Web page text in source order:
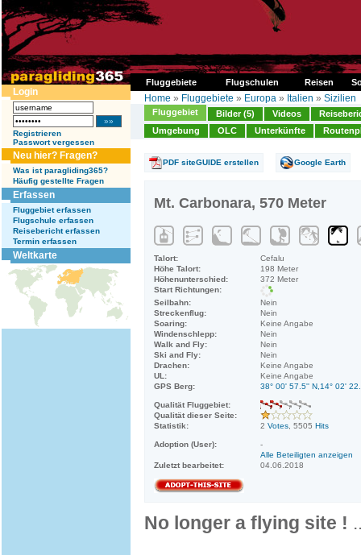
Fluggebiete Flugschulen Reisen
Login
Registrieren
Passwort vergessen
Neu hier? Fragen?
Was ist paragliding365?
Häufig gestellte Fragen
Erfassen
Fluggebiet erfassen
Flugschule erfassen
Reisebericht erfassen
Termin erfassen
Weltkarte
Home » Fluggebiete » Europa » Italien » Sizilien
Fluggebiet Bilder (5) Videos
Umgebung
OLC Unterkünfte
PDF siteGUIDE erstellen Google Earth
Mt. Carbonara, 570 Meter
Talort:
Cefalu
Höhe Talort:
198 Meter
Höhenunterschied:
372 Meter
Start Richtungen:
Seilbahn:
Nein
Streckenflug:
Nein
Soaring:
Keine Angabe
Windenschlepp:
Nein
Walk and Fly:
Nein
Ski and Fly:
Nein
Drachen:
Keine Angabe
UL:
Keine Angabe
GPS Berg:
38° 00' 57.5'' N,14° 02'
Qualität Fluggebiet:
Qualität dieser Seite:
Statistik:
2 Votes , 5505 Hits
Adoption (User):
-
Alle Beteiligten anzeigen
Zuletzt bearbeitet:
04.06.2018
No longer a flying site !